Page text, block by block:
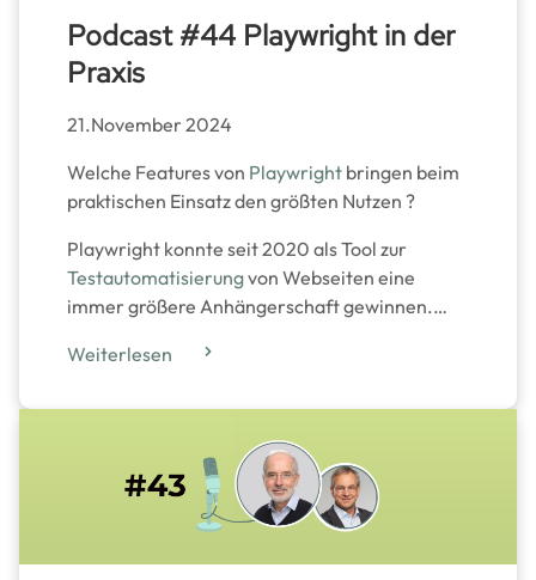
Podcast #44 Playwright in der
Praxis
21.November 2024
Welche Features von Playwright bringen beim
praktischen Einsatz den größten Nutzen ?
Playwright konnte seit 2020 als Tool zur
Testautomatisierungvon Webseiten eine
immer größere Anhängerschaft gewinnen.…
Weiterlesen